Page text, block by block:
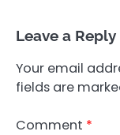
Leave a Reply
Your email
fields are
Comment *